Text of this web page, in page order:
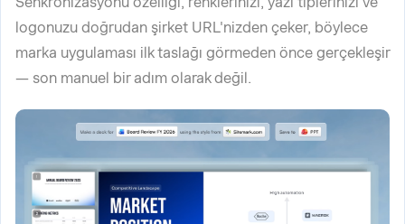
logonuzu doğrudan şirket URL'nizden çeker, böylece
marka uygulaması ilk taslağı görmeden önce gerçekleşir
— son manuel bir adım olarak değil.